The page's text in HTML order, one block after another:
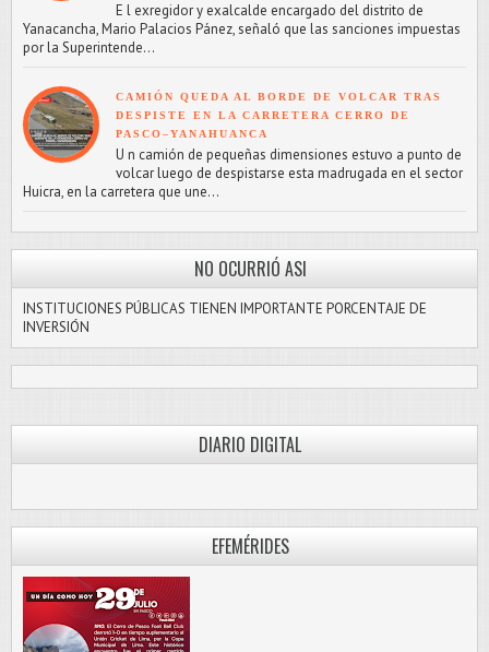
E l exregidor y exalcalde encargado del distrito de
Yanacancha, Mario Palacios Pánez, señaló que las sanciones impuestas
por la Superintende...
CAMIÓN QUEDA AL BORDE DE VOLCAR TRAS
DESPISTE EN LA CARRETERA CERRO DE
PASCO–YANAHUANCA
U n camión de pequeñas dimensiones estuvo a punto de
volcar luego de despistarse esta madrugada en el sector
Huicra, en la carretera que une...
NO OCURRIÓ ASI
INSTITUCIONES PÚBLICAS TIENEN IMPORTANTE PORCENTAJE DE
INVERSIÓN
DIARIO DIGITAL
EFEMÉRIDES